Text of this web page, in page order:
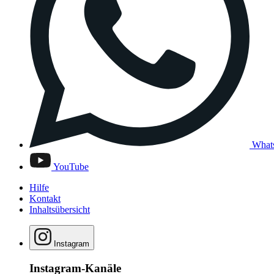
YouTube
Hilfe
Kontakt
Inhaltsübersicht
Instagram
Instagram-Kanäle